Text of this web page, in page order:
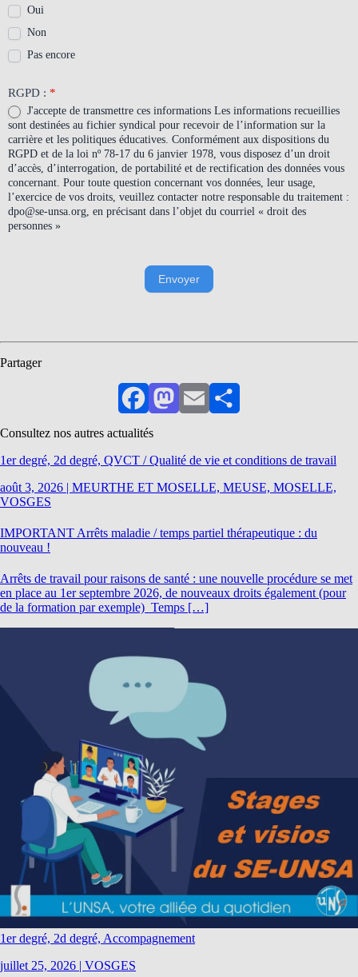
Oui
Non
Pas encore
RGPD : *
J'accepte de transmettre ces informations Les informations recueillies
sont destinées au fichier syndical pour recevoir de l’information sur la
carrière et les politiques éducatives. Conformément aux dispositions du
RGPD et de la loi nº 78-17 du 6 janvier 1978, vous disposez d’un droit
d’accès, d’interrogation, de portabilité et de rectification des données vous
concernant. Pour toute question concernant vos données, leur usage,
l’exercice de vos droits, veuillez contacter notre responsable du traitement :
dpo@se-unsa.org, en précisant dans l’objet du courriel « droit des
personnes »
Envoyer
Partager
FacebookMastodon
EmailPartager
Consultez nos autres actualités
1er degré, 2d degré, QVCT / Qualité de vie et conditions de travail
août 3, 2026 | MEURTHE ET MOSELLE, MEUSE, MOSELLE,
VOSGES
IMPORTANT Arrêts maladie / temps partiel thérapeutique : du
nouveau !
Arrêts de travail pour raisons de santé : une nouvelle procédure se met
en place au 1er septembre 2026, de nouveaux droits également (pour
de la formation par exemple) Temps […]
1er degré, 2d degré, Accompagnement
juillet 25, 2026 | VOSGES